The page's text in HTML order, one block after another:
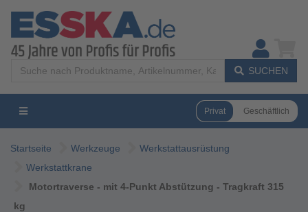
SUCHEN
Privat Geschäftlich
Startseite Werkzeuge
Werkstattausrüstung
Werkstattkrane
Motortraverse - mit 4-Punkt Abstützung - Tragkraft 315
kg